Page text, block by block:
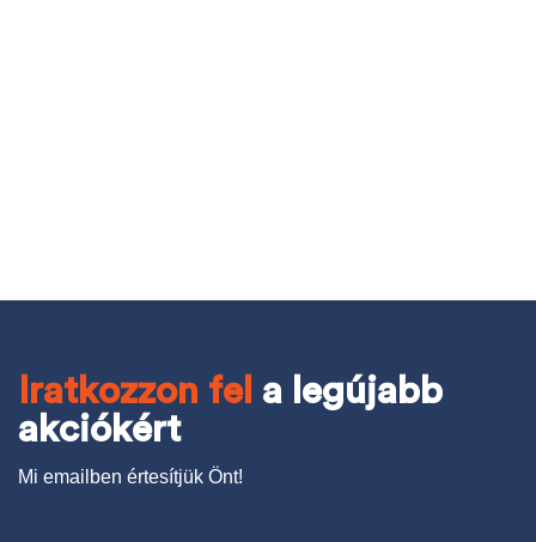
Iratkozzon fel a legújabb
akciókért
Mi emailben értesítjük Önt!